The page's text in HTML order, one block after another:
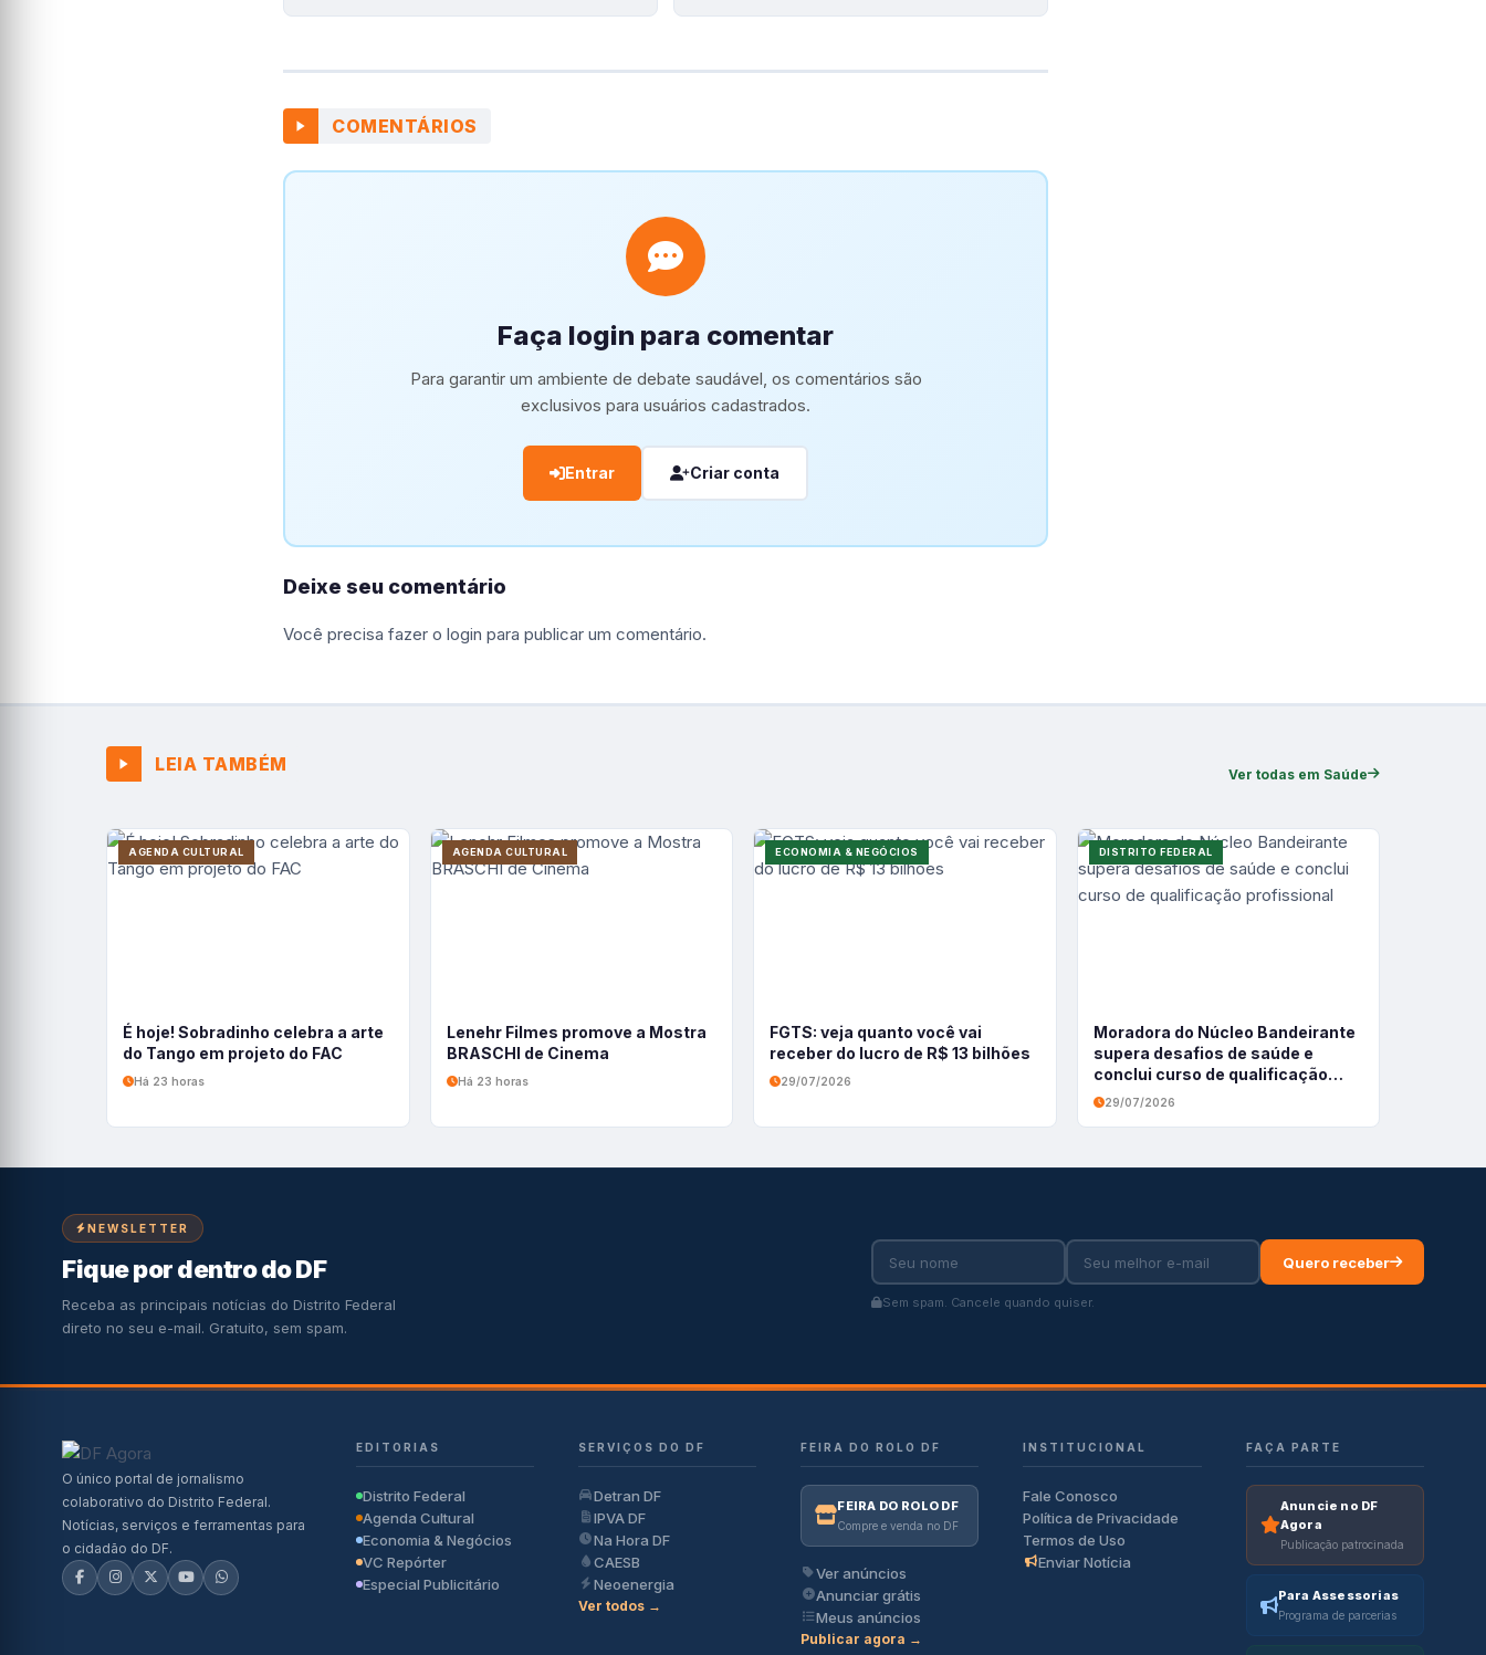
COMENTÁRIOS
Faça login para comentar
Para garantir um ambiente de debate saudável, os comentários são
exclusivos para usuários cadastrados.
Entrar Criar conta
Deixe seu comentário
Você precisa fazer o login para publicar um comentário.
LEIA TAMBÉM Ver todas em Saúde
AGENDA CULTURAL
É hoje! Sobradinho celebra a arte
do Tango em projeto do FAC
Há 23 horas
AGENDA CULTURAL
Lenehr Filmes promove a Mostra
BRASCHI de Cinema
Há 23 horas
ECONOMIA & NEGÓCIOS
FGTS: veja quanto você vai
receber do lucro de R$ 13 bilhões
29/07/2026
DISTRITO FEDERAL
Moradora do Núcleo Bandeirante
supera desafios de saúde e
conclui curso de qualificação
profissional
29/07/2026
NEWSLETTER
Fique por dentro do DF
Receba as principais notícias do Distrito Federal
direto no seu e-mail. Gratuito, sem spam.
Quero receber
Sem spam. Cancele quando quiser.
O único portal de jornalismo
colaborativo do Distrito Federal.
Notícias, serviços e ferramentas para
o cidadão do DF.
EDITORIAS
Distrito Federal
Agenda Cultural
Economia & Negócios
VC Repórter
Especial Publicitário
SERVIÇOS DO DF
Detran DF
IPVA DF
Na Hora DF
CAESB
Neoenergia
Ver todos →
FEIRA DO ROLO DF
FEIRA DO ROLO DF
Compre e venda no DF
Ver anúncios
Anunciar grátis
Meus anúncios
Publicar agora →
INSTITUCIONAL
Fale Conosco
Política de Privacidade
Termos de Uso
Enviar Notícia
FAÇA PARTE
Anuncie no DF
Agora
Publicação patrocinada
Para Assessorias
Programa de parcerias